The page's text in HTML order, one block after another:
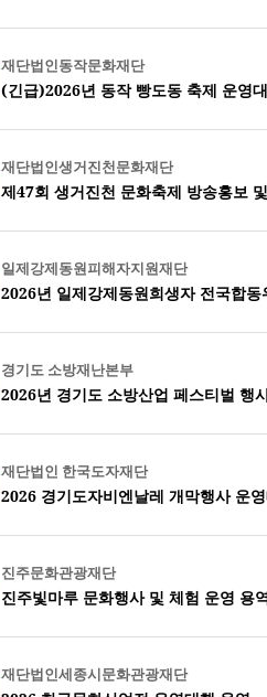
재단법인동작문화재단
(긴급)2026년 동작 빵도동 축제 운영
재단법인생거진천문화재단
제47회 생거진천 문화축제 방송홍보
일제강제동원피해자지원재단
2026년 일제강제동원희생자 전국합
경기도 소방재난본부
2026년 경기도 소방산업 페스티벌 행
재단법인 한국도자재단
2026 경기도자비엔날레 개막행사 운
진주문화관광재단
진주빛마루 문화행사 및 체험 운영 용
재단법인세종시문화관광재단